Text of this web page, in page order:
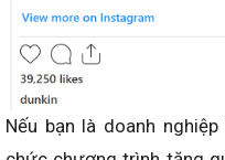
Nếu bạn là doanh